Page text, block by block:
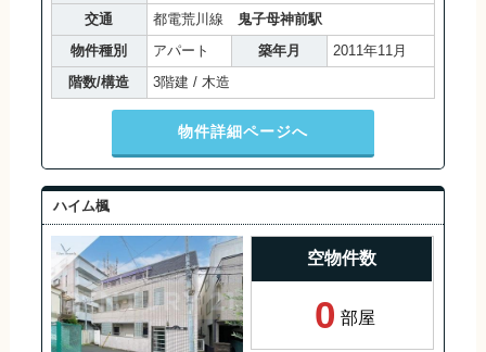
交通
都電荒川線
鬼子母神前駅
物件種別
アパート 築年月
2011年11月
階数/構造
3階建 / 木造
物件詳細ページへ
ハイム楓
空物件数
0 部屋